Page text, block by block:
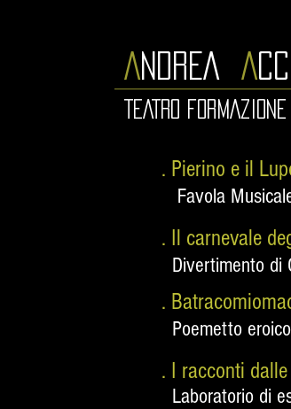
ANDREA A
TEATRO FORMAZIONE
. Pierino e il
Favola
. Il carnevale
Divertimento di
.
Poemetto
. I racconti
Laboratorio di